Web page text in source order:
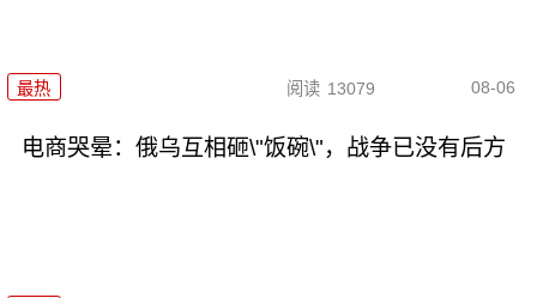
最热 阅读 13079 08-06
电商哭晕：俄乌互相砸\"饭碗\"，战争已没有后方